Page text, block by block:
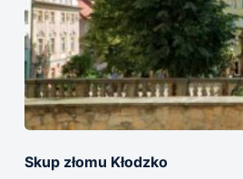
Skup złomu Kłodzko